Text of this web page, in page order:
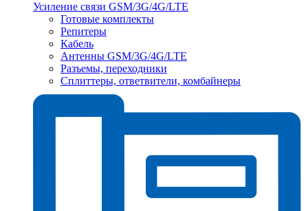
Усиление связи GSM/3G/4G/LTE
Готовые комплекты
Репитеры
Кабель
Антенны GSM/3G/4G/LTE
Разъемы, переходники
Сплиттеры, ответвители, комбайнеры